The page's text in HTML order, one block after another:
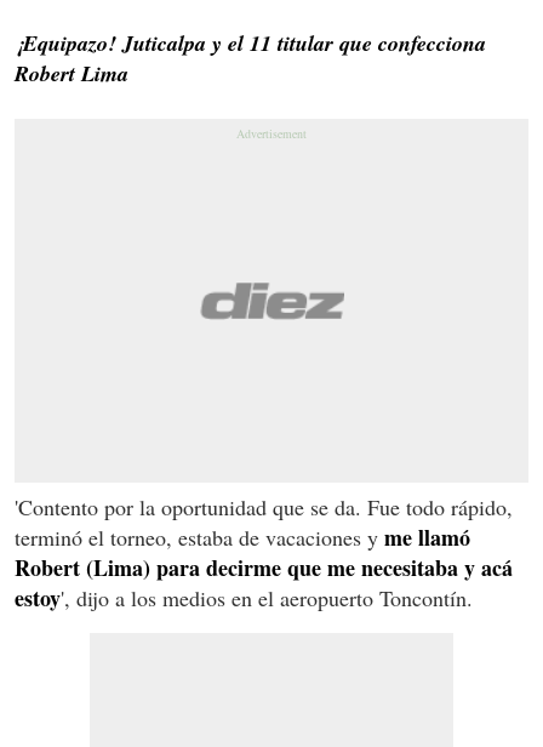
¡Equipazo! Juticalpa y el 11 titular que confecciona
Robert Lima
'Contento por la oportunidad que se da. Fue todo rápido,
terminó el torneo, estaba de vacaciones y me llamó
Robert (Lima) para decirme que me necesitaba y acá
estoy', dijo a los medios en el aeropuerto Toncontín.